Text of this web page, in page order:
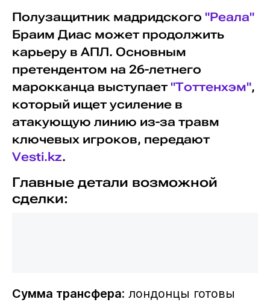
Полузащитник мадридского "Реала"
Браим Диас может продолжить
карьеру в АПЛ. Основным
претендентом на 26-летнего
марокканца выступает "Тоттенхэм",
который ищет усиление в
атакующую линию из-за травм
ключевых игроков, передают
Vesti.kz.
Главные детали возможной
сделки:
Сумма трансфера: лондонцы готовы